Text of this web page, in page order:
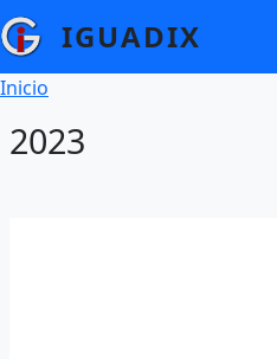
Pasar al contenido principal
IGUADIX
Ruta de navegación
Inicio
2023